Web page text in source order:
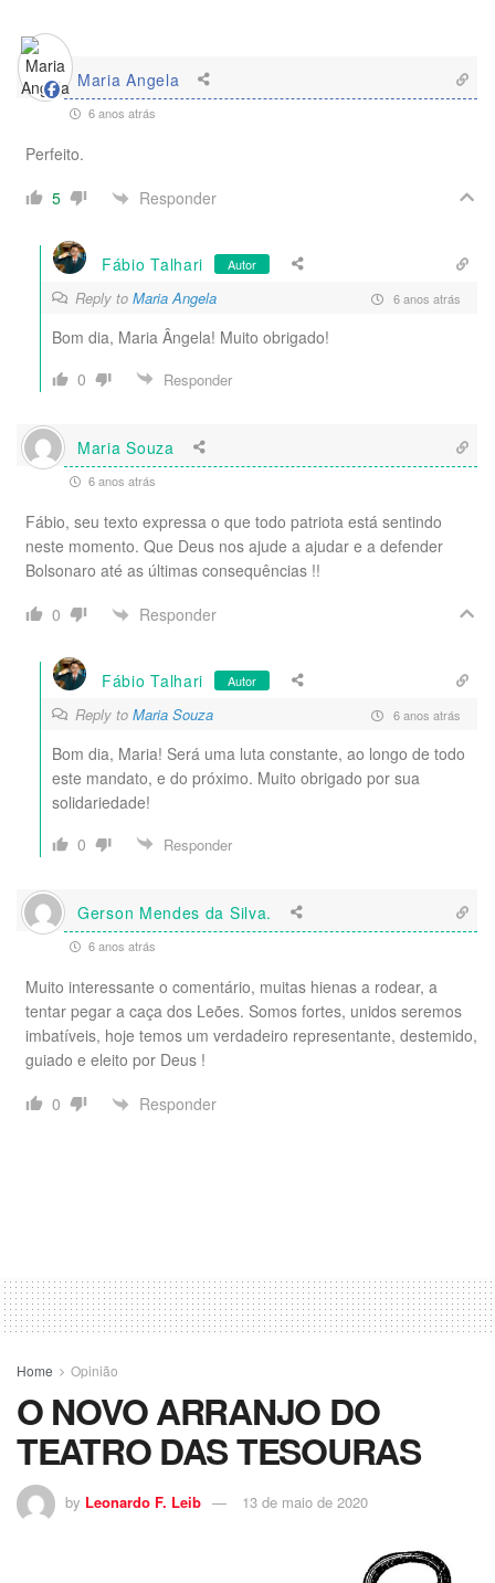
Maria Angela
6 anos atrás
Perfeito.
5
Responder
Fábio Talhari Autor
Reply to Maria Angela 6 anos atrás
Bom dia, Maria Ângela! Muito obrigado!
0
Responder
Maria Souza
6 anos atrás
Fábio, seu texto expressa o que todo patriota está sentindo
neste momento. Que Deus nos ajude a ajudar e a defender
Bolsonaro até as últimas consequências !!
0
Responder
Fábio Talhari Autor
Reply to Maria Souza 6 anos atrás
Bom dia, Maria! Será uma luta constante, ao longo de todo
este mandato, e do próximo. Muito obrigado por sua
solidariedade!
0
Responder
Gerson Mendes da Silva.
6 anos atrás
Muito interessante o comentário, muitas hienas a rodear, a
tentar pegar a caça dos Leões. Somos fortes, unidos seremos
imbatíveis, hoje temos um verdadeiro representante, destemido,
guiado e eleito por Deus !
0
Responder
Home Opinião
O NOVO ARRANJO DO
TEATRO DAS TESOURAS
by Leonardo F. Leib 13 de maio de 2020